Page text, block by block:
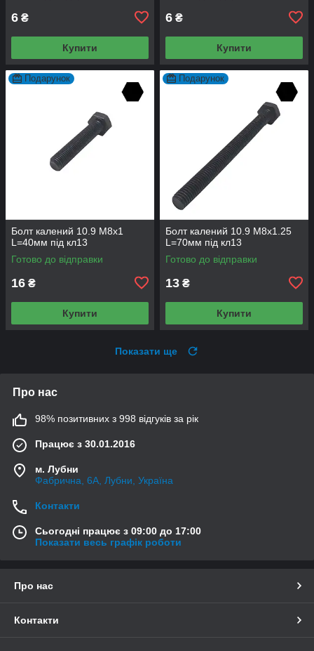
6 ₴
Купити
6 ₴
Купити
Подарунок
Болт калений 10.9 М8х1
L=40мм під кл13
Готово до відправки
16 ₴
Купити
Подарунок
Болт калений 10.9 М8х1.25
L=70мм під кл13
Готово до відправки
13 ₴
Купити
Показати ще
Про нас
98% позитивних з 998 відгуків за рік
Працює з 30.01.2016
м. Лубни
Фабрична, 6А, Лубни, Україна
Контакти
Сьогодні працює з 09:00 до 17:00
Показати весь графік роботи
Про нас
Контакти